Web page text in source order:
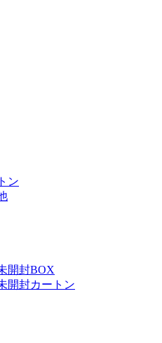
ン
開封BOX
開封カートン